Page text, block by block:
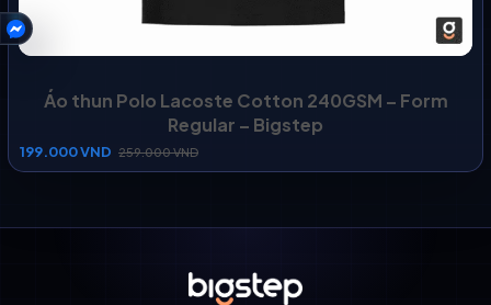
Áo thun Polo Lacoste Cotton 240GSM – Form
Regular – Bigstep
199.000VND 259.000VND
HỖ TRỢ